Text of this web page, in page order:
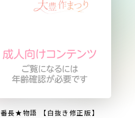
番長★物語 【白抜き修正版】